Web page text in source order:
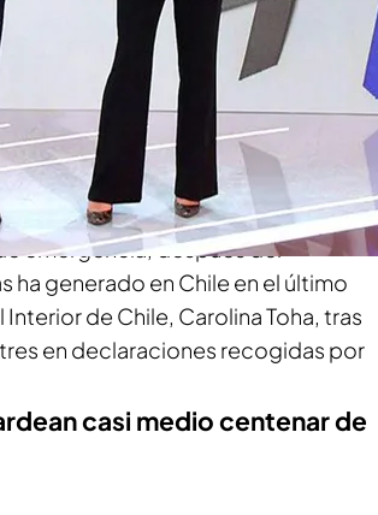
por los incendios forestales que se
la Región de Valparaíso.
en estas horas: ha sido sin
pérdidas humanas, y
emergencia, después del
ha generado en Chile en el último
de Chile, Carolina Toha, tras
en declaraciones recogidas por
casi medio centenar de